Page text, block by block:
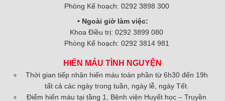
Phòng Kế hoạch: 0292 3898 300
• Ngoài giờ làm việc:
Khoa Điều trị: 0292 3899 080
Phòng Kế hoạch: 0292 3814 981
HIẾN MÁU TÌNH NGUYỆN
Thời gian tiếp nhận hiến máu toàn phần từ 6h30 đến 19h
tất cả các ngày trong tuần, ngày lễ, ngày Tết.
Điểm hiến máu tại tầng 1, Bệnh viện Huyết học – Truyền